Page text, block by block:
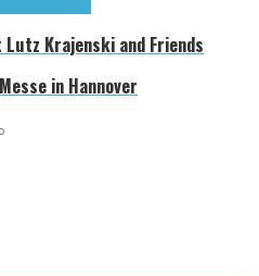
Krajenski and Friends
in Hannover